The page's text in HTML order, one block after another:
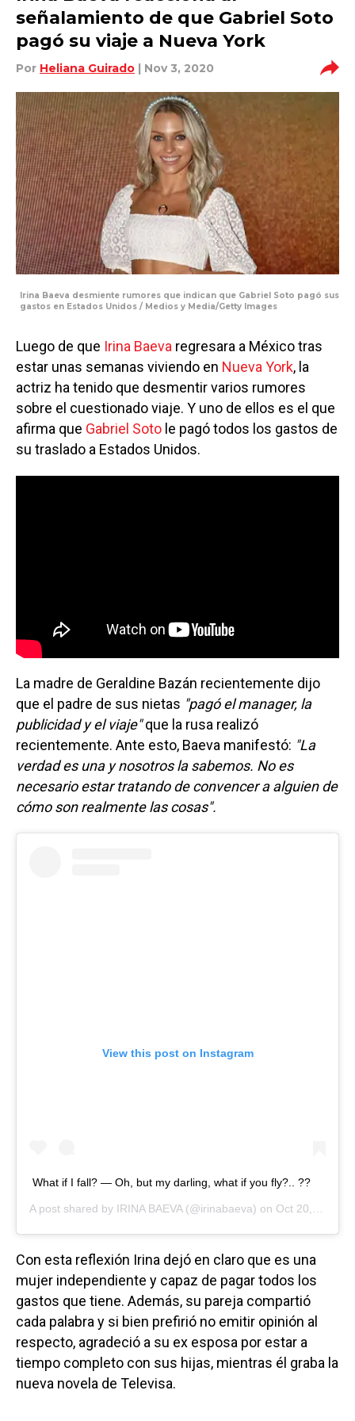
señalamiento de que Gabriel Soto
pagó su viaje a Nueva York
Por Heliana Guirado | Nov 3, 2020
Irina Baeva desmiente rumores que indican que Gabriel Soto pagó sus
gastos en Estados Unidos / Medios y Media/Getty Images
Luego de que Irina Baeva regresara a México tras
estar unas semanas viviendo en Nueva York, la
actriz ha tenido que desmentir varios rumores
sobre el cuestionado viaje. Y uno de ellos es el que
afirma que Gabriel Soto le pagó todos los gastos de
su traslado a Estados Unidos.
La madre de Geraldine Bazán recientemente dijo
que el padre de sus nietas "pagó el manager, la
publicidad y el viaje"que la rusa realizó
recientemente. Ante esto, Baeva manifestó: "La
verdad es una y nosotros la sabemos. No es
necesario estar tratando de convencer a alguien de
cómo son realmente las cosas".
View this post on Instagram
What if I fall? — Oh, but my darling, what if you fly?.. ??
A post shared by IRINA BAEVA(@irinabaeva) on Oct 20, 2020 at 11:53am PDT
Con esta reflexión Irina dejó en claro que es una
mujer independiente y capaz de pagar todos los
gastos que tiene. Además, su pareja compartió
cada palabra y si bien prefirió no emitir opinión al
respecto, agradeció a su ex esposa por estar a
tiempo completo con sus hijas, mientras él graba la
nueva novela de Televisa.